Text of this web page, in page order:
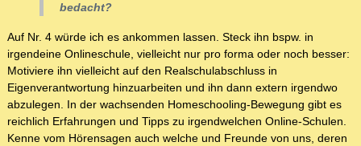
bedacht?
Auf Nr. 4 würde ich es ankommen lassen. Steck ihn bspw. in
irgendeine Onlineschule, vielleicht nur pro forma oder noch besser:
Motiviere ihn vielleicht auf den Realschulabschluss in
Eigenverantwortung hinzuarbeiten und ihn dann extern irgendwo
abzulegen. In der wachsenden Homeschooling-Bewegung gibt es
reichlich Erfahrungen und Tipps zu irgendwelchen Online-Schulen.
Kenne vom Hörensagen auch welche und Freunde von uns, deren